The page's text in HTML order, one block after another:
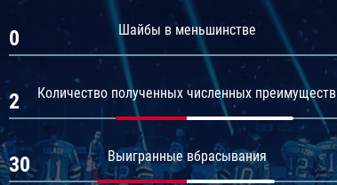
Шайбы в меньшинстве
0
Количество полученных численных преимуществ
2
Выигранные вбрасывания
30